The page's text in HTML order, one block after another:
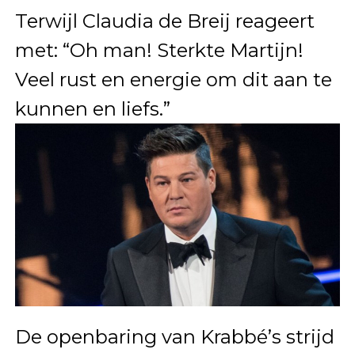
Terwijl Claudia de Breij reageert
met: “Oh man! Sterkte Martijn!
Veel rust en energie om dit aan te
kunnen en liefs.”
De openbaring van Krabbé’s strijd